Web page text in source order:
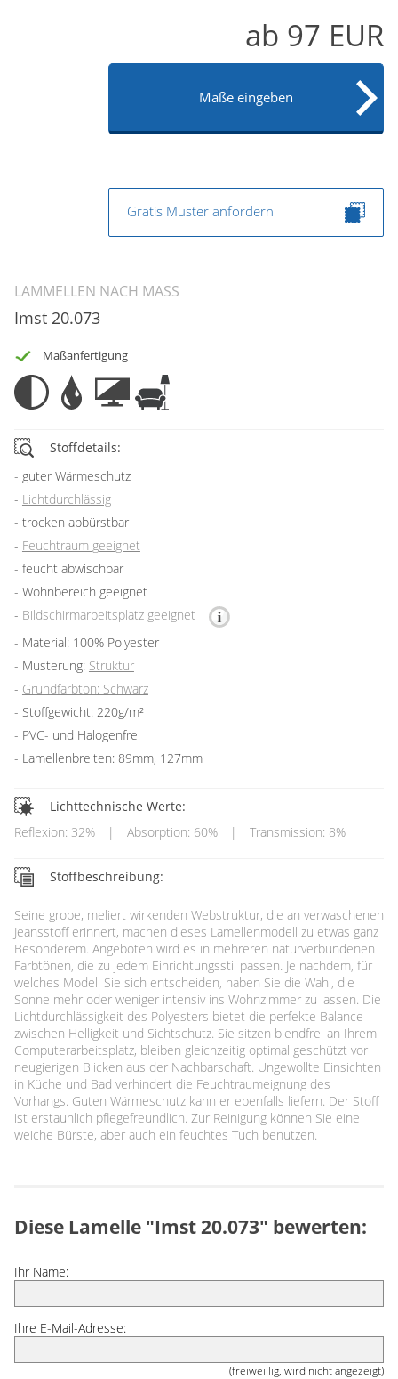
LAMMELLEN NACH MASS
Imst 20.073
Maßanfertigung
Stoffdetails:
guter Wärmeschutz
Lichtdurchlässig
trocken abbürstbar
Feuchtraum geeignet
feucht abwischbar
Wohnbereich geeignet
Bildschirmarbeitsplatz geeignet
Material: 100% Polyester
Musterung: Struktur
Grundfarbton: Schwarz
Stoffgewicht: 220g/m²
PVC- und Halogenfrei
Lamellenbreiten: 89mm, 127mm
Lichttechnische Werte:
Reflexion: 32%
| Absorption: 60% | Transmission: 8%
Stoffbeschreibung:
Seine grobe, meliert wirkenden Webstruktur, die an verwaschenen
Jeansstoff erinnert, machen dieses Lamellenmodell zu etwas ganz
Besonderem. Angeboten wird es in mehreren naturverbundenen
Farbtönen, die zu jedem Einrichtungsstil passen. Je nachdem, für
welches Modell Sie sich entscheiden, haben Sie die Wahl, die
Sonne mehr oder weniger intensiv ins Wohnzimmer zu lassen. Die
Lichtdurchlässigkeit des Polyesters bietet die perfekte Balance
zwischen Helligkeit und Sichtschutz. Sie sitzen blendfrei an Ihrem
Computerarbeitsplatz, bleiben gleichzeitig optimal geschützt vor
neugierigen Blicken aus der Nachbarschaft. Ungewollte Einsichten
in Küche und Bad verhindert die Feuchtraumeignung des
Vorhangs. Guten Wärmeschutz kann er ebenfalls liefern. Der Stoff
ist erstaunlich pflegefreundlich. Zur Reinigung können Sie eine
weiche Bürste, aber auch ein feuchtes Tuch benutzen.
ab 97 EUR
Maße eingeben
Gratis Muster anfordern
Diese Lamelle "Imst 20.073" bewerten:
Ihr Name:
Ihre E-Mail-Adresse:
(freiweillig, wird nicht angezeigt)